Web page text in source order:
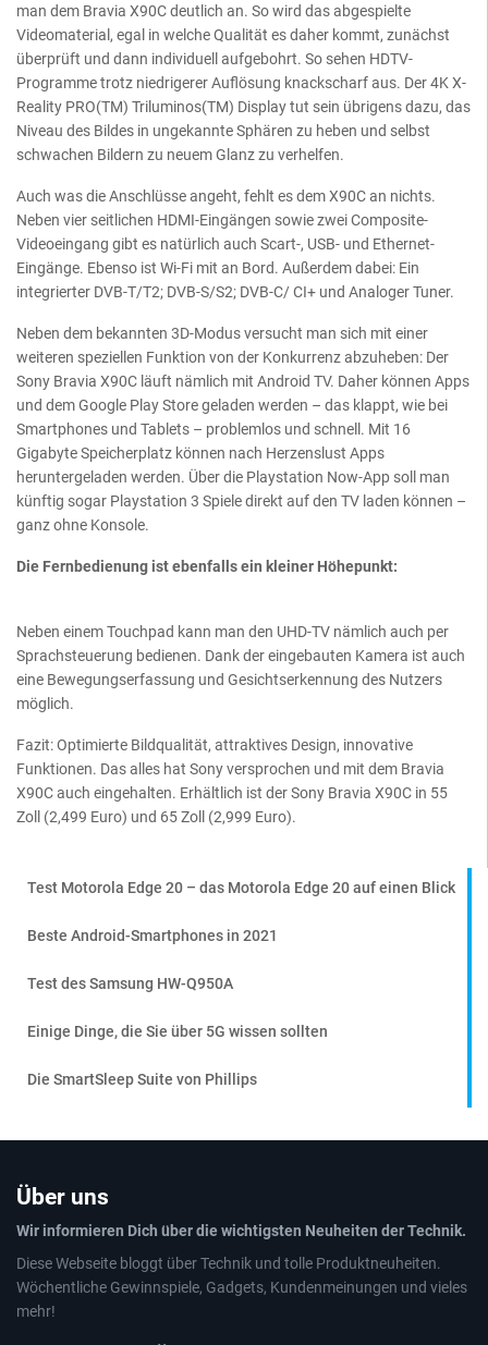
man dem Bravia X90C deutlich an. So wird das abgespielte
Videomaterial, egal in welche Qualität es daher kommt, zunächst
überprüft und dann individuell aufgebohrt. So sehen HDTV-
Programme trotz niedrigerer Auflösung knackscharf aus. Der 4K X-
Reality PRO(TM) Triluminos(TM) Display tut sein übrigens dazu, das
Niveau des Bildes in ungekannte Sphären zu heben und selbst
schwachen Bildern zu neuem Glanz zu verhelfen.
Auch was die Anschlüsse angeht, fehlt es dem X90C an nichts.
Neben vier seitlichen HDMI-Eingängen sowie zwei Composite-
Videoeingang gibt es natürlich auch Scart-, USB- und Ethernet-
Eingänge. Ebenso ist Wi-Fi mit an Bord. Außerdem dabei: Ein
integrierter DVB-T/T2; DVB-S/S2; DVB-C/ CI+ und Analoger Tuner.
Neben dem bekannten 3D-Modus versucht man sich mit einer
weiteren speziellen Funktion von der Konkurrenz abzuheben: Der
Sony Bravia X90C läuft nämlich mit Android TV. Daher können Apps
und dem Google Play Store geladen werden – das klappt, wie bei
Smartphones und Tablets – problemlos und schnell. Mit 16
Gigabyte Speicherplatz können nach Herzenslust Apps
heruntergeladen werden. Über die Playstation Now-App soll man
künftig sogar Playstation 3 Spiele direkt auf den TV laden können –
ganz ohne Konsole.
Die Fernbedienung ist ebenfalls ein kleiner Höhepunkt:
Neben einem Touchpad kann man den UHD-TV nämlich auch per
Sprachsteuerung bedienen. Dank der eingebauten Kamera ist auch
eine Bewegungserfassung und Gesichtserkennung des Nutzers
möglich.
Fazit: Optimierte Bildqualität, attraktives Design, innovative
Funktionen. Das alles hat Sony versprochen und mit dem Bravia
X90C auch eingehalten. Erhältlich ist der Sony Bravia X90C in 55
Zoll (2,499 Euro) und 65 Zoll (2,999 Euro).
Test Motorola Edge 20 – das Motorola Edge 20 auf einen Blick
Beste Android-Smartphones in 2021
Test des Samsung HW-Q950A
Einige Dinge, die Sie über 5G wissen sollten
Die SmartSleep Suite von Phillips
Über uns
Wir informieren Dich über die wichtigsten Neuheiten der Technik.
Diese Webseite bloggt über Technik und tolle Produktneuheiten.
Wöchentliche Gewinnspiele, Gadgets, Kundenmeinungen und vieles
mehr!